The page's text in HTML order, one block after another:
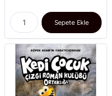
Sepete Ekle